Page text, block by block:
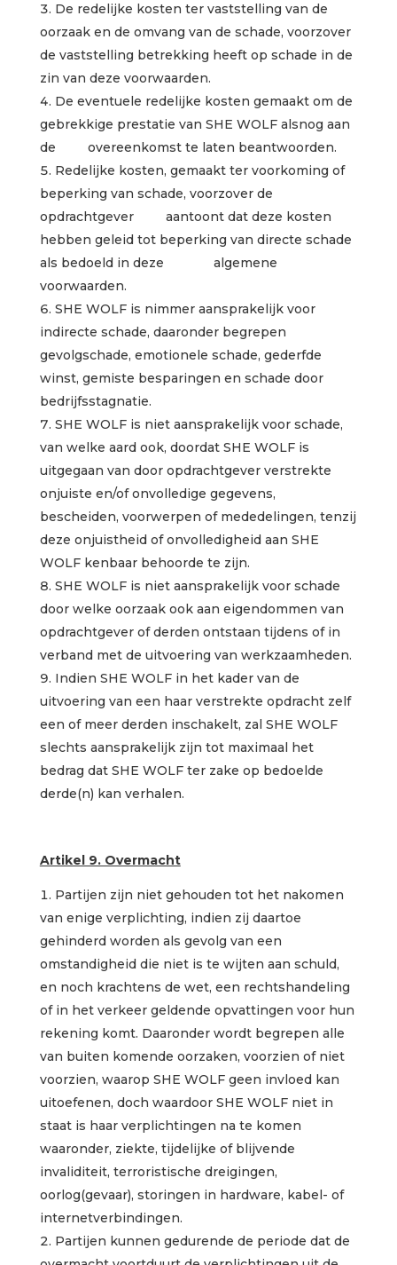
De redelijke kosten ter vaststelling van de
oorzaak en de omvang van de schade, voorzover
de vaststelling betrekking heeft op schade in de
zin van deze voorwaarden.
De eventuele redelijke kosten gemaakt om de
gebrekkige prestatie van SHE WOLF alsnog aan
de overeenkomst te laten beantwoorden.
Redelijke kosten, gemaakt ter voorkoming of
beperking van schade, voorzover de
opdrachtgever aantoont dat deze kosten
hebben geleid tot beperking van directe schade
als bedoeld in deze algemene
voorwaarden.
SHE WOLF is nimmer aansprakelijk voor
indirecte schade, daaronder begrepen
gevolgschade, emotionele schade, gederfde
winst, gemiste besparingen en schade door
bedrijfsstagnatie.
SHE WOLF is niet aansprakelijk voor schade,
van welke aard ook, doordat SHE WOLF is
uitgegaan van door opdrachtgever verstrekte
onjuiste en/of onvolledige gegevens,
bescheiden, voorwerpen of mededelingen, tenzij
deze onjuistheid of onvolledigheid aan SHE
WOLF kenbaar behoorde te zijn.
SHE WOLF is niet aansprakelijk voor schade
door welke oorzaak ook aan eigendommen van
opdrachtgever of derden ontstaan tijdens of in
verband met de uitvoering van werkzaamheden.
Indien SHE WOLF in het kader van de
uitvoering van een haar verstrekte opdracht zelf
een of meer derden inschakelt, zal SHE WOLF
slechts aansprakelijk zijn tot maximaal het
bedrag dat SHE WOLF ter zake op bedoelde
derde(n) kan verhalen.
Artikel 9. Overmacht
Partijen zijn niet gehouden tot het nakomen
van enige verplichting, indien zij daartoe
gehinderd worden als gevolg van een
omstandigheid die niet is te wijten aan schuld,
en noch krachtens de wet, een rechtshandeling
of in het verkeer geldende opvattingen voor hun
rekening komt. Daaronder wordt begrepen alle
van buiten komende oorzaken, voorzien of niet
voorzien, waarop SHE WOLF geen invloed kan
uitoefenen, doch waardoor SHE WOLF niet in
staat is haar verplichtingen na te komen
waaronder, ziekte, tijdelijke of blijvende
invaliditeit, terroristische dreigingen,
oorlog(gevaar), storingen in hardware, kabel- of
internetverbindingen.
Partijen kunnen gedurende de periode dat de